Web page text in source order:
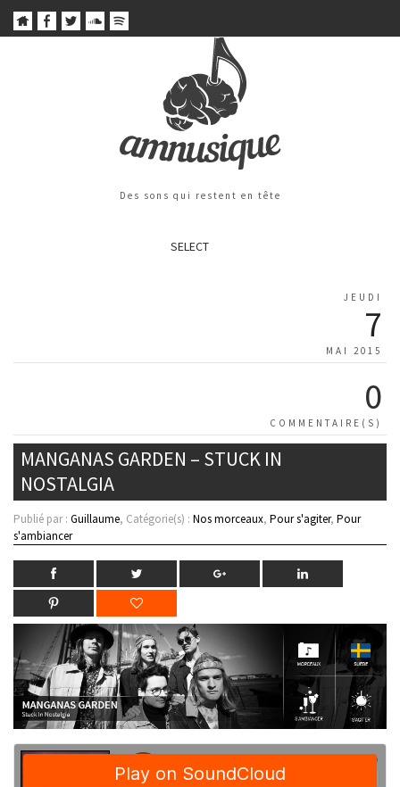
Des sons qui restent en tête
SELECT
JEUDI
7
MAI 2015
0
COMMENTAIRE(S)
MANGANAS GARDEN – STUCK IN
NOSTALGIA
Publié par : Guillaume, Catégorie(s) : Nos morceaux, Pour s'agiter, Pour
s'ambiancer